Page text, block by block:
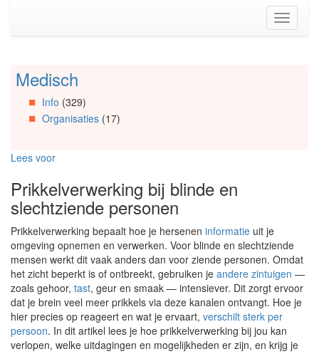
(Accesskey
Toggle
Spring
Artikels
Spring
Spring
Organisaties
Spring
Social
media
Medisch
Info (329)
Organisaties(17)
Lees voor
Prikkelverwerking bij blinde en
slechtziende personen
Prikkelverwerking bepaalt hoe je hersenen informatie uit je
omgeving opnemen en verwerken. Voor blinde en slechtziende
mensen werkt dit vaak anders dan voor ziende personen. Omdat
het zicht beperkt is of ontbreekt, gebruiken je andere zintuigen —
zoals gehoor, tast, geur en smaak — intensiever. Dit zorgt ervoor
dat je brein veel meer prikkels via deze kanalen ontvangt. Hoe je
hier precies op reageert en wat je ervaart, verschilt sterk per
persoon. In dit artikel lees je hoe prikkelverwerking bij jou kan
verlopen, welke uitdagingen en mogelijkheden er zijn, en krijg je